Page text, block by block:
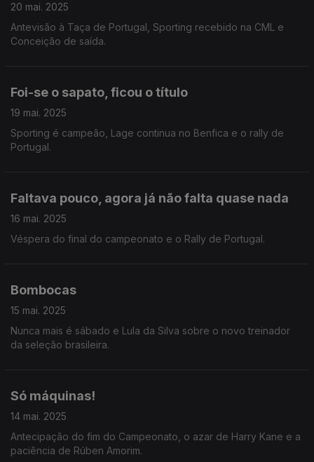
20 mai. 2025
Antevisão à Taça de Portugal, Sporting recebido na CML e
Conceição de saída.
Foi-se o sapato, ficou o título
19 mai. 2025
Sporting é campeão, Lage continua no Benfica e o rally de
Portugal.
Faltava pouco, agora já não falta quase nada
16 mai. 2025
Véspera do final do campeonato e o Rally de Portugal.
Bombocas
15 mai. 2025
Nunca mais é sábado e Lula da Silva sobre o novo treinador
da seleção brasileira.
Só máquinas!
14 mai. 2025
Antecipação do fim do Campeonato, o azar de Harry Kane e a
paciência de Rúben Amorim.